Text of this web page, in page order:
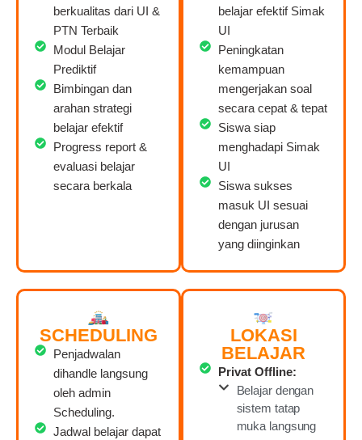
berkualitas dari UI &
PTN Terbaik
Modul Belajar
Prediktif
Bimbingan dan
arahan strategi
belajar efektif
Progress report &
evaluasi belajar
secara berkala
belajar efektif Simak
UI
Peningkatan
kemampuan
mengerjakan soal
secara cepat & tepat
Siswa siap
menghadapi Simak
UI
Siswa sukses
masuk UI sesuai
dengan jurusan
yang diinginkan
SCHEDULING
Penjadwalan
dihandle langsung
oleh admin
Scheduling.
Jadwal belajar dapat
LOKASI
BELAJAR
Privat Offline:
Belajar dengan
sistem tatap
muka langsung